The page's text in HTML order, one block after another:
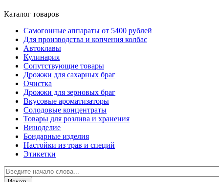
Каталог товаров
Самогонные аппараты от 5400 рублей
Для производства и копчения колбас
Автоклавы
Кулинария
Сопутствующие товары
Дрожжи для сахарных браг
Очистка
Дрожжи для зерновых браг
Вкусовые ароматизаторы
Солодовые концентраты
Товары для розлива и хранения
Виноделие
Бондарные изделия
Настойки из трав и специй
Этикетки